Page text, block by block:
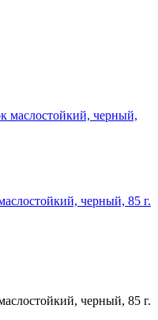
черный, 85 г.
черный, 85 г.